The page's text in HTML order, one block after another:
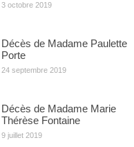
3 octobre 2019
Décès de Madame Paulette
Porte
24 septembre 2019
Décès de Madame Marie
Thérèse Fontaine
9 juillet 2019